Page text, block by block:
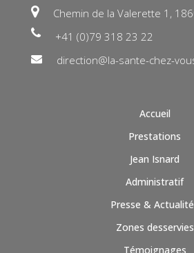
Chemin de la Valerette 1,
+41 (0)79 318 23 22
direction@la-sante-chez-
Accueil
Prestations
Jean Isnard
Administratif
Presse &
Zones desservies
Témoignages